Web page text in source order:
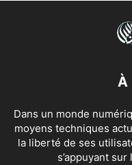
À
Dans un monde
moyens techniques
la liberté de ses
s’appuyant